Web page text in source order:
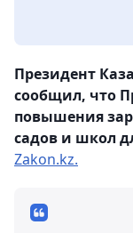
Президент
сообщил, что
повышения
садов и школ
Zakon.kz.